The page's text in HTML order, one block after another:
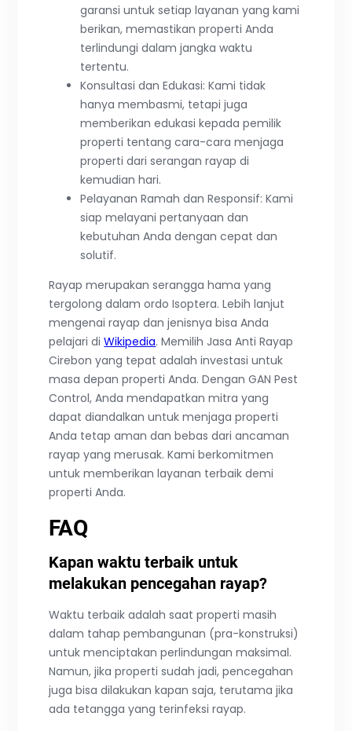
garansi untuk setiap layanan yang kami
berikan, memastikan properti Anda
terlindungi dalam jangka waktu
tertentu.
Konsultasi dan Edukasi: Kami tidak
hanya membasmi, tetapi juga
memberikan edukasi kepada pemilik
properti tentang cara-cara menjaga
properti dari serangan rayap di
kemudian hari.
Pelayanan Ramah dan Responsif: Kami
siap melayani pertanyaan dan
kebutuhan Anda dengan cepat dan
solutif.
Rayap merupakan serangga hama yang
tergolong dalam ordo Isoptera. Lebih lanjut
mengenai rayap dan jenisnya bisa Anda
pelajari diWikipedia. Memilih Jasa Anti Rayap
Cirebon yang tepat adalah investasi untuk
masa depan properti Anda. Dengan GAN Pest
Control, Anda mendapatkan mitra yang
dapat diandalkan untuk menjaga properti
Anda tetap aman dan bebas dari ancaman
rayap yang merusak. Kami berkomitmen
untuk memberikan layanan terbaik demi
properti Anda.
FAQ
Kapan waktu terbaik untuk
melakukan pencegahan rayap?
Waktu terbaik adalah saat properti masih
dalam tahap pembangunan (pra-konstruksi)
untuk menciptakan perlindungan maksimal.
Namun, jika properti sudah jadi, pencegahan
juga bisa dilakukan kapan saja, terutama jika
ada tetangga yang terinfeksi rayap.